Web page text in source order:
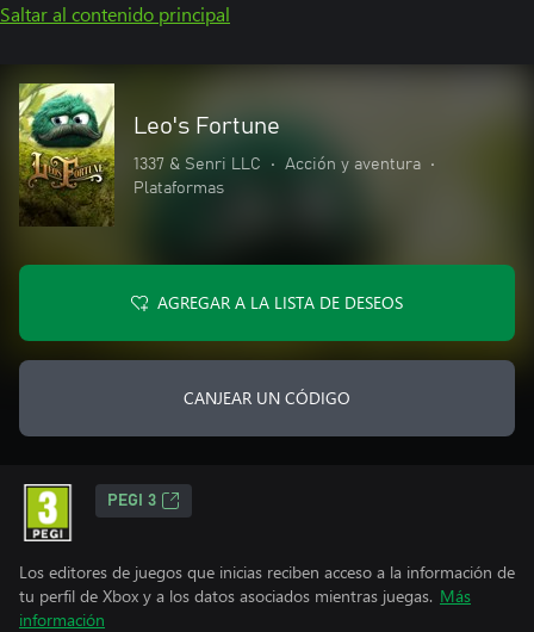
Saltar al contenido principal
Leo's Fortune
1337 & Senri LLC • Acción y aventura
•
Plataformas
AGREGAR A LA LISTA DE DESEOS
CANJEAR UN CÓDIGO
PEGI 3
Los editores de juegos que inicias reciben acceso a la información de
tu perfil de Xbox y a los datos asociados mientras juegas. Más
información